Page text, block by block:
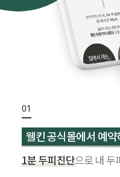
웰킨 공식몰에서 예
1분 두피진단으로 내 두